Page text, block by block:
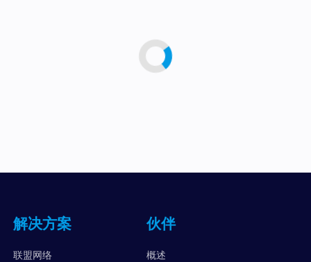
解决方案
联盟网络
伙伴
概述